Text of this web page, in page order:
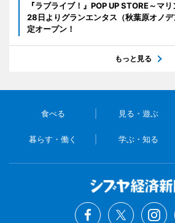
『ラブライブ！』POP UP STORE～マ
28日よりグランエンタス（秋葉原オノ
定オープン！
もっと見る
食べる 見る・遊ぶ
暮らす・働く 学ぶ・知る